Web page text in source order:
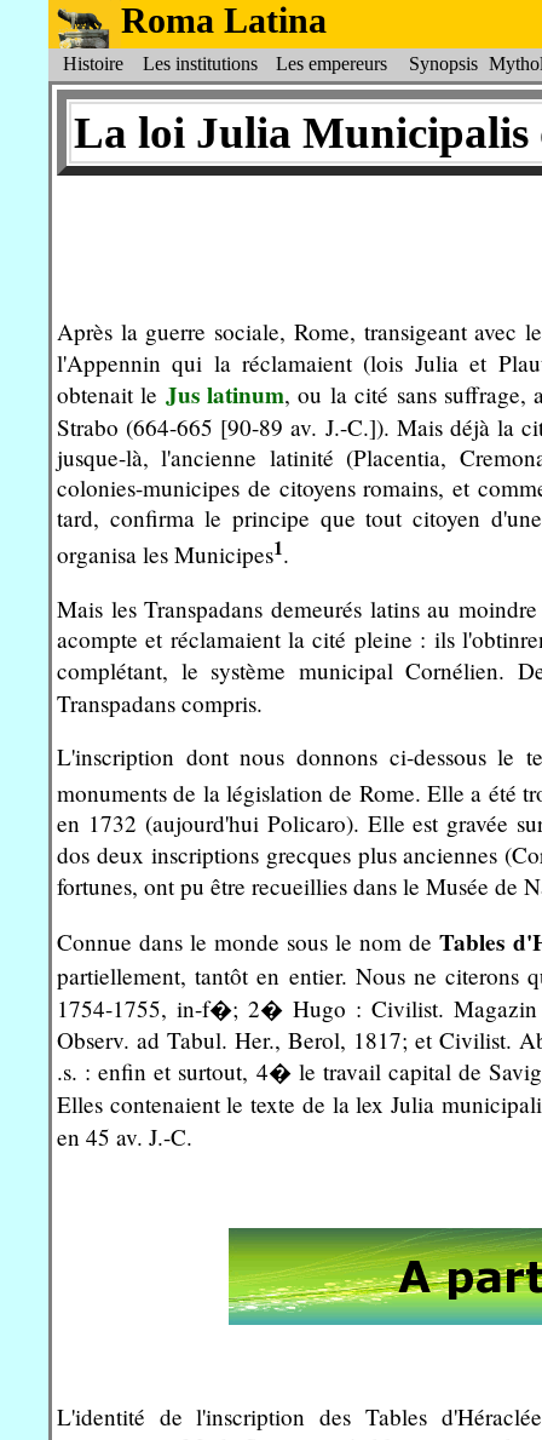
Roma Latina
Histoire Les institutions Les empereurs Synopsis
La loi Julia Municipalis
Après la guerre sociale, Rome, transigeant avec
l'Appennin qui la réclamaient (lois Julia et
obtenait le Jus latinum, ou la cité sans
Strabo (664-665 [90-89 av. J.-C.]). Mais déjà la
jusque-là, l'ancienne latinité (Placentia,
colonies-municipes de citoyens romains, et
tard, confirma le principe que tout citoyen
organisa les Municipes1.
Mais les Transpadans demeurés latins au
acompte et réclamaient la cité pleine : ils
complétant, le système municipal Cornélien.
Transpadans compris.
L'inscription dont nous donnons ci-dessous
monuments de la législation de Rome. Elle a été
en 1732 (aujourd'hui Policaro). Elle est gravée
dos deux inscriptions grecques plus anciennes
fortunes, ont pu être recueillies dans le Musée de
Connue dans le monde sous le nom deTables
partiellement, tantôt en entier. Nous ne
1754-1755, in-f�; 2� Hugo : Civilist.
Observ. ad Tabul. Her., Berol, 1817; et Civilist.
.s. : enfin et surtout, 4� le travail capital de
Elles contenaient le texte de la lex Julia
en 45 av. J.-C.
L'identité de l'inscription des Tables